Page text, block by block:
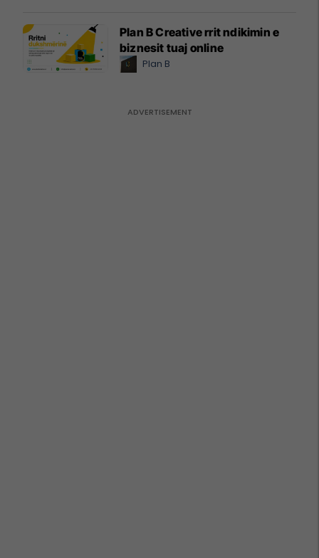
Plan B Creative rrit ndikimin e
biznesit tuaj online
Plan B